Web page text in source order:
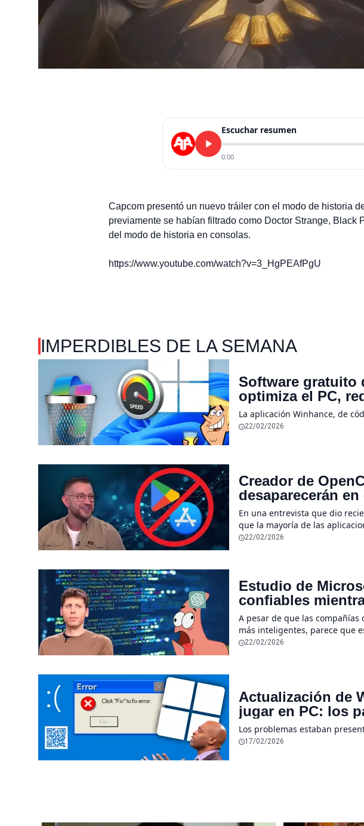
Escuchar resumen
0:00
Capcom presentó un nuevo tráiler con el modo de historia
previamente se habían filtrado como Doctor Strange,
del modo de historia en consolas.
https://www.youtube.com/watch?v=3_HgPEAfPgU
IMPERDIBLES DE LA SEMANA
Software gratuito
optimiza el PC,
La aplicación Winhance, de
22/02/2026
Creador de
desaparecerán
sensores únicos
En una entrevista que dio
que la mayoría de las
desaparecerán por
22/02/2026
Estudio de
confiables
sube un 112%
A pesar de que las compañías
más inteligentes, parece que
herramientas a menudo se
22/02/2026
Actualización de
jugar en PC: los
Los problemas estaban
17/02/2026